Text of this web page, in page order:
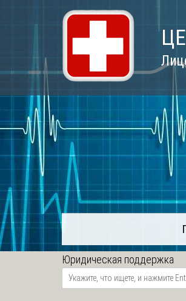
Юридическая поддержка